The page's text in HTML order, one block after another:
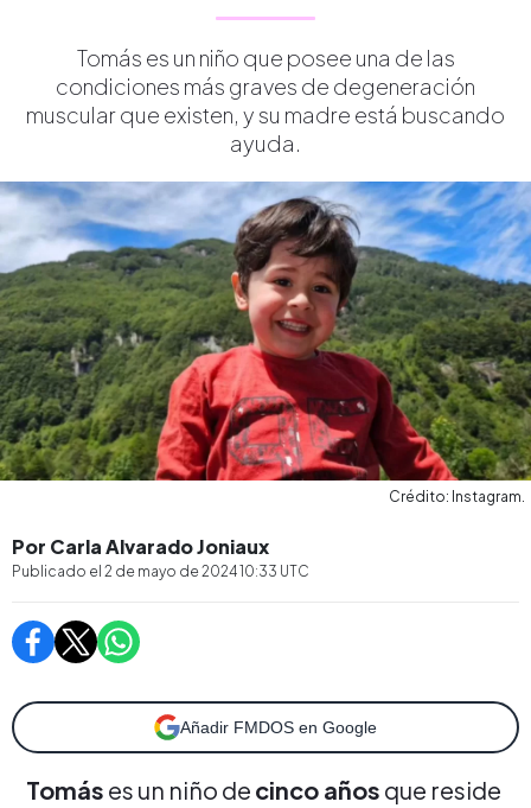
Tomás es un niño que posee una de las
condiciones más graves de degeneración
muscular que existen, y su madre está buscando
ayuda.
Crédito: Instagram.
Por Carla Alvarado Joniaux
Publicado el 2 de mayo de 2024 10:33 UTC
Añadir FMDOS en Google
Tomás es un niño de cinco años que reside